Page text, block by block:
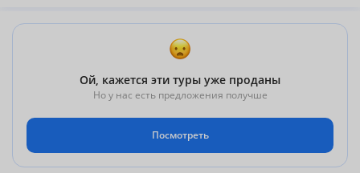
Просторные дизайнерские номера с панорамным видом,
частные пляжи с мягким песком, изысканная кухня в
ресторанах a la carte, SPA-центры мирового уровня,
аквапарки, развлекательные шоу и детские клубы – все
продумано до мелочей, чтобы ваш отпуск был по-
Выбирайте отдых премиум-класса без пересадок –
бронируйте путевку в Nirvana Hotels с прямым вылетом из
Костаная уже сейчас.
Ой, кажется эти туры уже проданы
Но у нас есть предложения получше
Посмотреть